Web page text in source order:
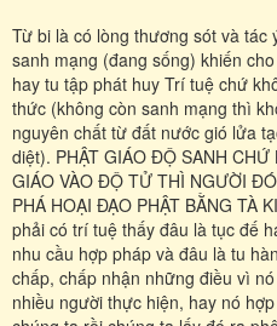
Từ bi là có lòng thương sót và tác
sanh mạng (đang sống) khiến
hay tu tập phát huy Trí tuệ chứ
thức (không còn sanh mạng thì
nguyên chất từ đất nước gió lửa
diệt). PHẬT GIÁO ĐỘ SANH
GIÁO VÀO ĐỘ TỬ THÌ NGƯỜI
PHÁ HOẠI ĐẠO PHẬT BẰNG TÀ
phải có trí tuệ thấy đâu là tục đế
nhu cầu hợp pháp và đâu là tu
chấp, chấp nhận những điều vì
nhiều người thực hiện, hay nó